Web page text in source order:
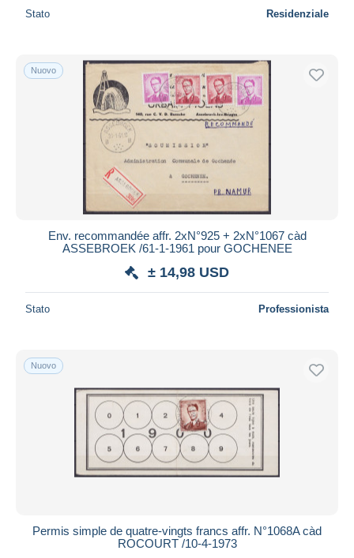
Stato Residenziale
Nuovo
Env. recommandée affr. 2xN°925 + 2xN°1067 càd
ASSEBROEK /61-1-1961 pour GOCHENEE
± 14,98 USD
Stato Professionista
Nuovo
Permis simple de quatre-vingts francs affr. N°1068A càd
ROCOURT /10-4-1973